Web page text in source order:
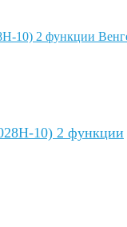
10) 2 функции